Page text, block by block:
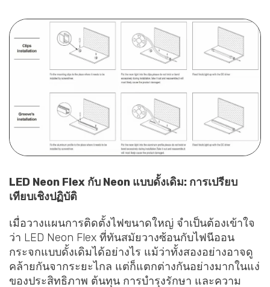
LED Neon Flex กับ Neon แบบดั้งเดิม: การเปรียบ
เทียบเชิงปฏิบัติ
เมื่อวางแผนการติดตั้งไฟขนาดใหญ่ จำเป็นต้องเข้าใจ
ว่า LED Neon Flex ที่ทันสมัยวางซ้อนกับไฟนีออน
กระจกแบบดั้งเดิมได้อย่างไร แม้ว่าทั้งสองอย่างอาจดู
คล้ายกันจากระยะไกล แต่ก็แตกต่างกันอย่างมากในแง่
ของประสิทธิภาพ ต้นทุน การบำรุงรักษา และความ